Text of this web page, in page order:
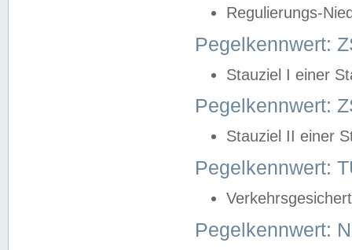
Regulierungs-
Pegelkennwert:
Stauziel I einer
Pegelkennwert:
Stauziel II einer
Pegelkennwert:
Pegelkennwert: